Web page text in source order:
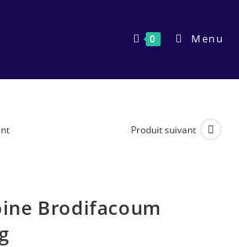
0 Menu
Produit suivant
Brodifacoum